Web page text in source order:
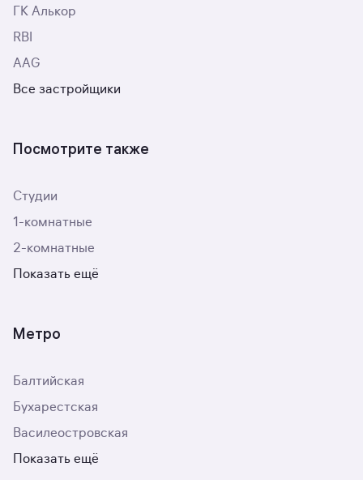
ГК Алькор
RBI
AAG
Все застройщики
Посмотрите также
Студии
1-комнатные
2-комнатные
Показать ещё
Метро
Балтийская
Бухарестская
Василеостровская
Показать ещё